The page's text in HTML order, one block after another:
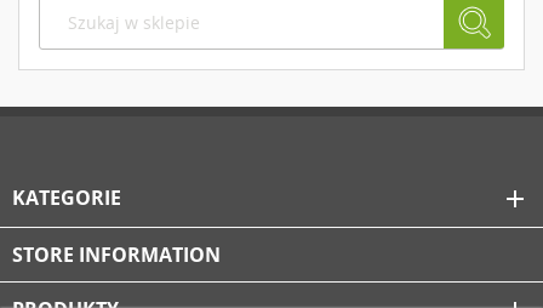
KATEGORIE add
STORE INFORMATION